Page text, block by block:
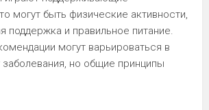
могут быть физические активности,
поддержка и правильное питание.
могут варьироваться в
но общие принципы